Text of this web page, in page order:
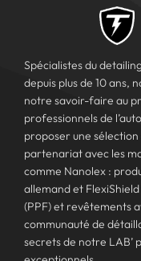
Spécialistes du
depuis plus de 10 ans,
notre savoir-faire au
professionnels de
proposer une
partenariat avec les
comme Nanolex :
allemand et
(PPF) et revêtements
communauté de
secrets de notre LAB’